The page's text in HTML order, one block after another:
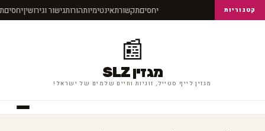
קטגוריות יחסיםתקשורתאינטימיותהורותגישור וגירושיןיחסים
📰
מגזין SLZ
מגזין לייף סטייל, זוגיות וחיים שלמים של ישראל!